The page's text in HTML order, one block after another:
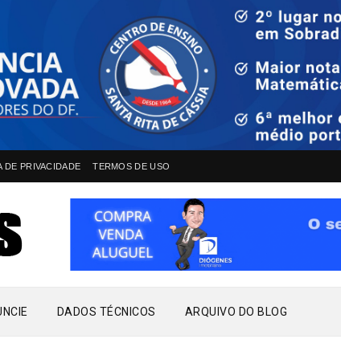
DE PRIVACIDADE TERMOS DE USO
DADOS TÉCNICOS ARQUIVO DO BLOG